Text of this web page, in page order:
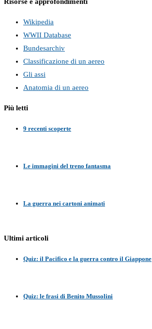
Risorse e approfondimenti
Wikipedia
WWII Database
Bundesarchiv
Classificazione di un aereo
Gli assi
Anatomia di un aereo
Più letti
9 recenti scoperte
Le immagini del treno fantasma
La guerra nei cartoni animati
Ultimi articoli
Quiz: il Pacifico e la guerra contro il Giappone
Quiz: le frasi di Benito Mussolini